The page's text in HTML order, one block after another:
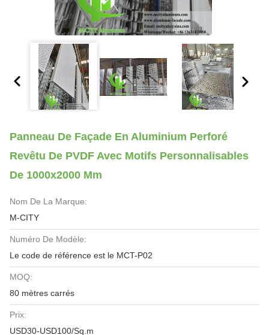
Panneau De Façade En Aluminium Perforé
Revêtu De PVDF Avec Motifs Personnalisables
De 1000x2000 Mm
Nom De La Marque:
M-CITY
Numéro De Modèle:
Le code de référence est le MCT-P02
MOQ:
80 mètres carrés
Prix:
USD30-USD100/Sq.m